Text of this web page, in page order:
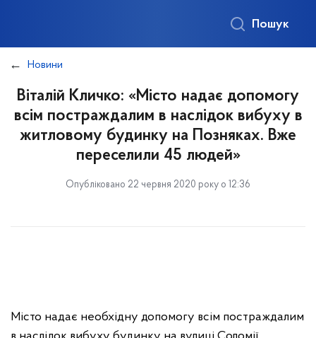
Пошук
Новини
Віталій Кличко: «Місто надає допомогу
всім постраждалим в наслідок вибуху в
житловому будинку на Позняках. Вже
переселили 45 людей»
Опубліковано 22 червня 2020 року о 12:36
Місто надає необхідну допомогу всім постраждалим